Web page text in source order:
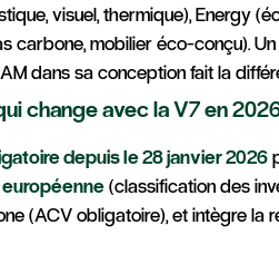
visuel, thermique), Energy
carbone, mobilier éco-conçu).
dans sa conception fait la
change avec la V7 en
depuis le 28 janvier 2026
(classification des
(ACV obligatoire), et intègre la